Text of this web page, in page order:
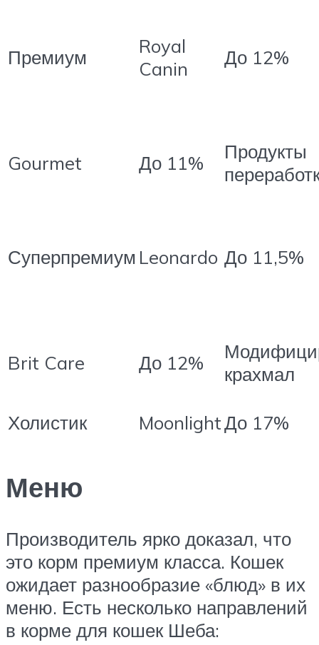
Премиум
Royal
Canin
До 12%
Gourmet До 11%
Продукты
Суперпремиум Leonardo До 11,5%
Brit Care До 12%
крахмал
Холистик MoonlightДо 17%
Меню
Производитель ярко доказал, что
это корм премиум класса. Кошек
ожидает разнообразие «блюд» в их
меню. Есть несколько направлений
в корме для кошек Шеба: